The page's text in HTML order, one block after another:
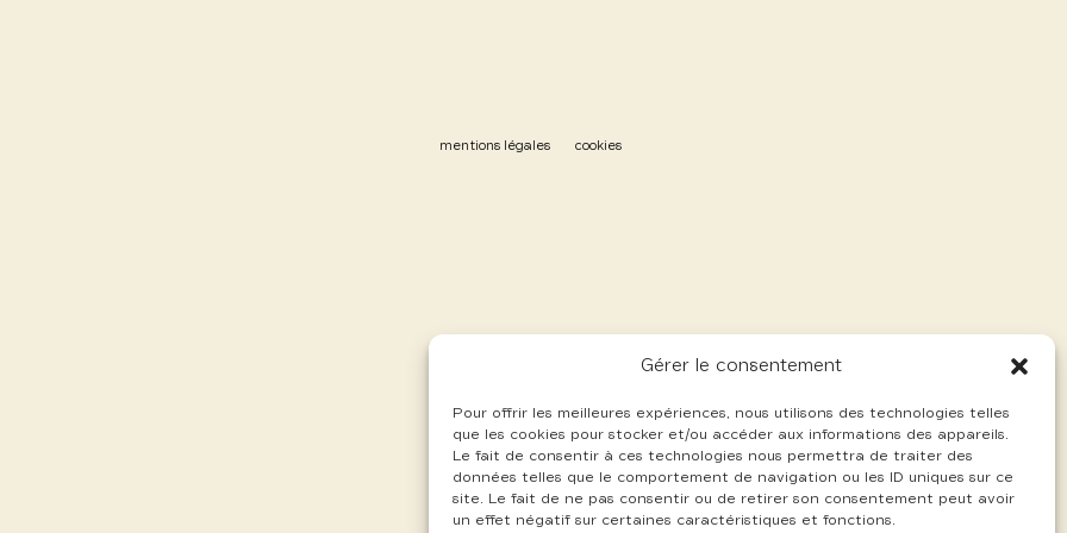
Gérer le consentement
Pour offrir les meilleures expériences, nous utilisons des technologies telles
que les cookies pour stocker et/ou accéder aux informations des appareils.
Le fait de consentir à ces technologies nous permettra de traiter des
données telles que le comportement de navigation ou les ID uniques sur ce
site. Le fait de ne pas consentir ou de retirer son consentement peut avoir
un effet négatif sur certaines caractéristiques et fonctions.
mentions légales cookies